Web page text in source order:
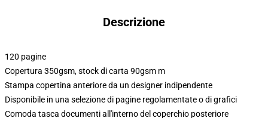
Descrizione
120 pagine
Copertura 350gsm, stock di carta 90gsm m
Stampa copertina anteriore da un designer indipendente
Disponibile in una selezione di pagine regolamentate o di grafici
Comoda tasca documenti all'interno del coperchio posteriore